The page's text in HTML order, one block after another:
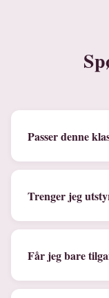
Passer denne
Trenger jeg
Får jeg bare